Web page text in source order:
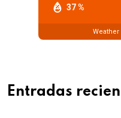
37 %
Weather
Entradas